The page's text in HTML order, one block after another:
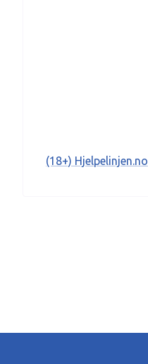
(18+) Hjelpelinjen.no